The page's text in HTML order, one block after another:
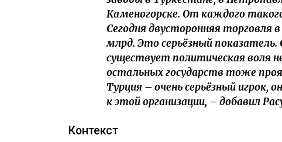
Каменогорске. От каждого
Сегодня двусторонняя торговля
млрд. Это серьёзный
существует политическая воля
остальных государств тоже
Турция – очень серьёзный
к этой организации, – добавил
Контекст